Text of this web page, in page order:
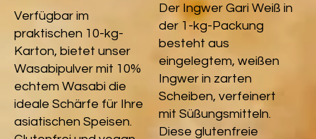
Verfügbar im
praktischen 10-kg-
Karton, bietet unser
Wasabipulver mit 10%
echtem Wasabi die
ideale Schärfe für Ihre
asiatischen Speisen.
Der Ingwer Gari Weiß in
der 1-kg-Packung
besteht aus
eingelegtem, weißen
Ingwer in zarten
Scheiben, verfeinert
mit Süßungsmitteln.
Diese glutenfreie